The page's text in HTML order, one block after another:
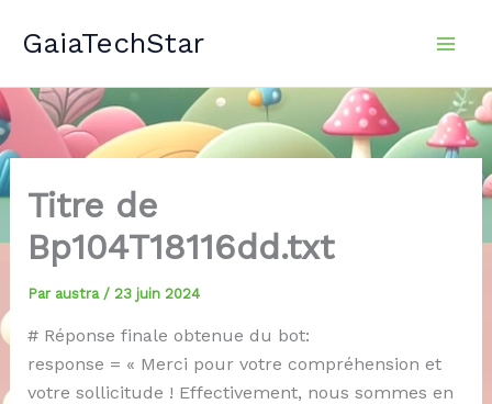
GaiaTechStar
Titre de
Bp104T18116dd.txt
Par austra / 23 juin 2024
# Réponse finale obtenue du bot:
response = « Merci pour votre compréhension et
votre sollicitude ! Effectivement, nous sommes en